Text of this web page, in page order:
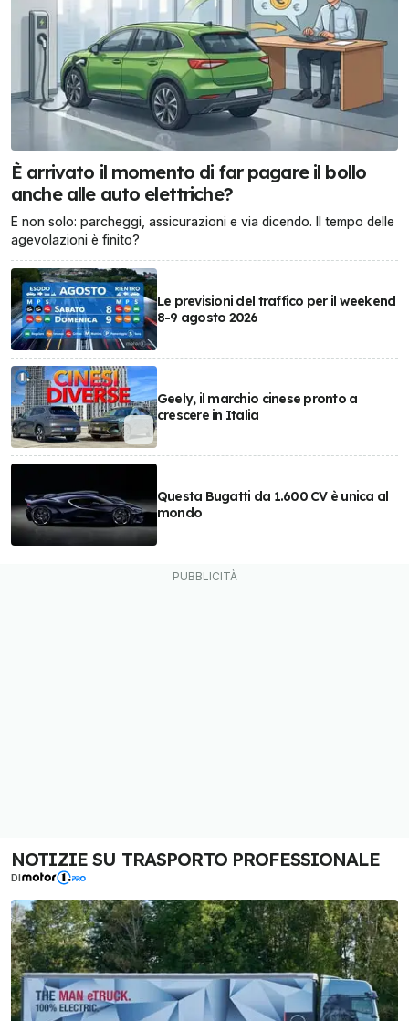
È arrivato il momento di far pagare il bollo
anche alle auto elettriche?
E non solo: parcheggi, assicurazioni e via dicendo. Il tempo delle
agevolazioni è finito?
Le previsioni del traffico per il weekend
8-9 agosto 2026
Geely, il marchio cinese pronto a
crescere in Italia
Questa Bugatti da 1.600 CV è unica al
mondo
NOTIZIE SU TRASPORTO PROFESSIONALE
DI